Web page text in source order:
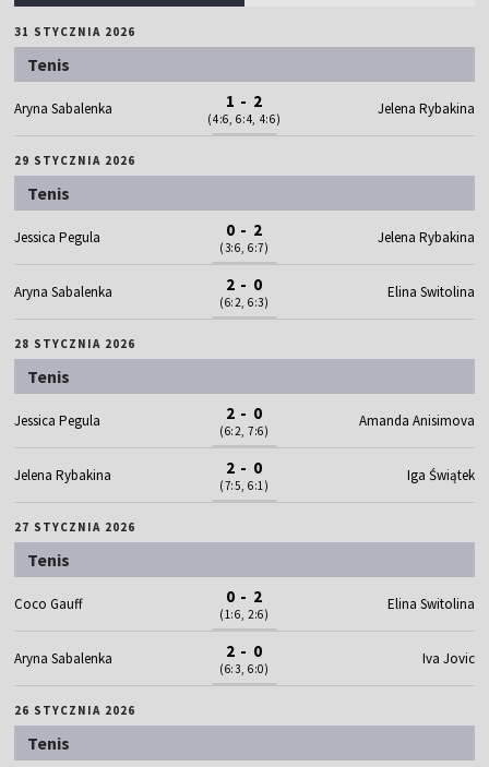
31 STYCZNIA 2026
Tenis
Aryna Sabalenka 1 - 2
(4:6, 6:4, 4:6)
Jelena Rybakina
29 STYCZNIA 2026
Tenis
Jessica Pegula 0 - 2
(3:6, 6:7)
Jelena Rybakina
Aryna Sabalenka 2 - 0
(6:2, 6:3)
Elina Switolina
28 STYCZNIA 2026
Tenis
Jessica Pegula 2 - 0
(6:2, 7:6)
Amanda Anisimova
Jelena Rybakina 2 - 0
(7:5, 6:1)
Iga Świątek
27 STYCZNIA 2026
Tenis
Coco Gauff 0 - 2
(1:6, 2:6)
Elina Switolina
Aryna Sabalenka 2 - 0
(6:3, 6:0)
Iva Jovic
26 STYCZNIA 2026
Tenis